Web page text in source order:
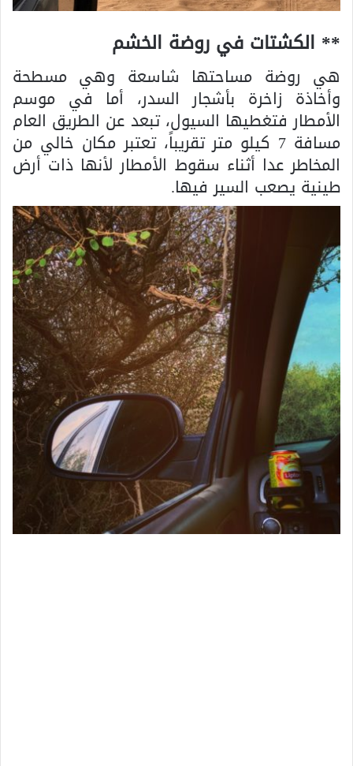
** الكشتات في روضة الخشم
هي روضة مساحتها شاسعة وهي مسطحة
وأخاذة زاخرة بأشجار السدر، أما في موسم
الأمطار فتغطيها السيول، تبعد عن الطريق العام
مسافة 7 كيلو متر تقريباً، تعتبر مكان خالي من
المخاطر عدا أثناء سقوط الأمطار لأنها ذات أرض
طينية يصعب السير فيها.